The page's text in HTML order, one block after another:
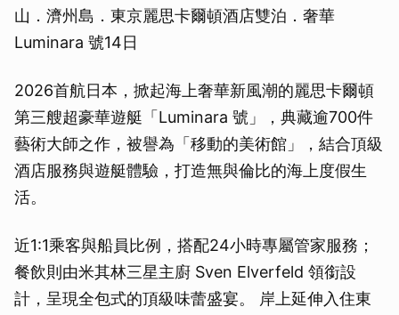
山．濟州島．東京麗思卡爾頓酒店雙泊．奢華
Luminara 號14日
2026首航日本，掀起海上奢華新風潮的麗思卡爾頓
第三艘超豪華遊艇「Luminara 號」，典藏逾700件
藝術大師之作，被譽為「移動的美術館」，結合頂級
酒店服務與遊艇體驗，打造無與倫比的海上度假生
活。
近1:1乘客與船員比例，搭配24小時專屬管家服務；
餐飲則由米其林三星主廚 Sven Elverfeld 領銜設
計，呈現全包式的頂級味蕾盛宴。 岸上延伸入住東